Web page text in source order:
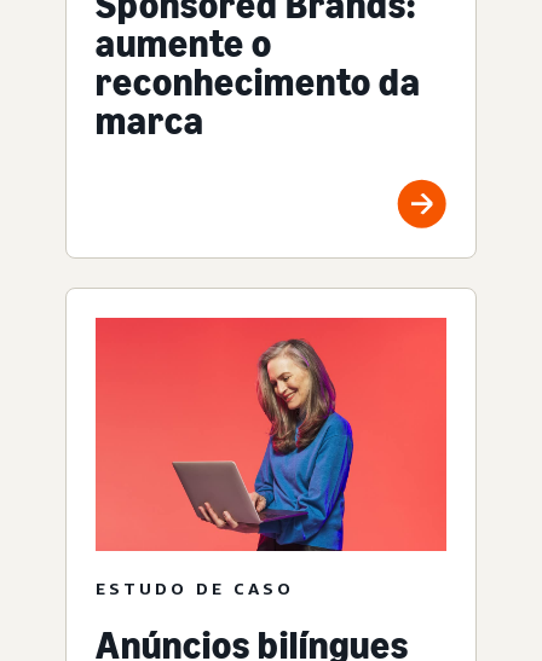
aumente o
reconhecimento da
marca
ESTUDO DE CASO
Anúncios bilíngues